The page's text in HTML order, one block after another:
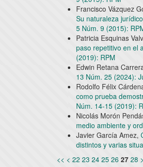
Francisco Vázquez
Su naturaleza
5 Núm. 9 (2015):
Patricia Esquinas
paso repetitivo en el
(2019): RPM
Edwin Retana
13 Núm. 25 (2024):
Rodolfo Félix
como prueba
Núm. 14-15 (2019):
Nicolás Morón
medio ambiente y
Javier García Amez,
distintos y varias
<< < 22 23 24 25 26 27 28 >